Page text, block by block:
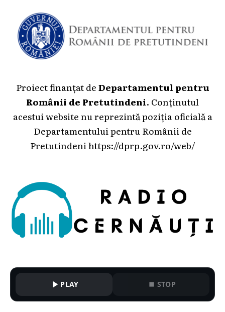
Proiect finanțat deDepartamentul pentru
Românii de Pretutindeni. Conținutul
acestui website nu reprezintă poziția oficială a
Departamentului pentru Românii de
Pretutindeni https://dprp.gov.ro/web/
PLAY STOP